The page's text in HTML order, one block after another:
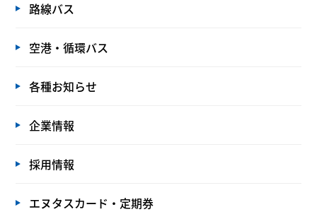
路線バス
空港・循環バス
各種お知らせ
企業情報
採用情報
エヌタスカード・定期券